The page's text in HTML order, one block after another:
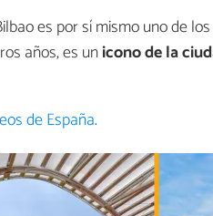
es por sí mismo uno de
años, es unicono de la
de España.